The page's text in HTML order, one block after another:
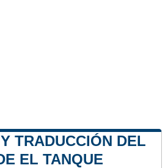
TRADUCCIÓN DEL
EL TANQUE